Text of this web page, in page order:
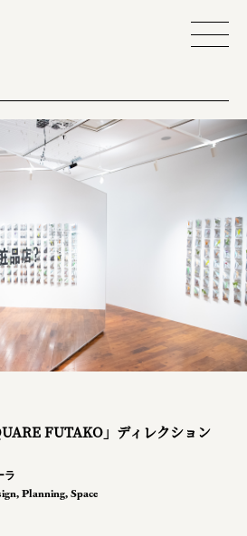
FUTAKO」ディレクション
ラ
,Planning,Space